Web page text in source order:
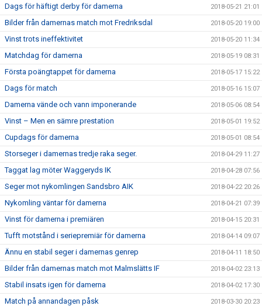
Dags för häftigt derby för damerna 2018-05-21 21:01
Bilder från damernas match mot Fredriksdal 2018-05-20 19:00
Vinst trots ineffektivitet 2018-05-20 11:34
Matchdag för damerna 2018-05-19 08:31
Första poängtappet för damerna 2018-05-17 15:22
Dags för match 2018-05-16 15:07
Damerna vände och vann imponerande 2018-05-06 08:54
Vinst – Men en sämre prestation 2018-05-01 19:52
Cupdags för damerna 2018-05-01 08:54
Storseger i damernas tredje raka seger. 2018-04-29 11:27
Taggat lag möter Waggeryds IK 2018-04-28 07:56
Seger mot nykomlingen Sandsbro AIK 2018-04-22 20:26
Nykomling väntar för damerna 2018-04-21 07:39
Vinst för damerna i premiären 2018-04-15 20:31
Tufft motstånd i seriepremiär för damerna 2018-04-14 09:07
Ännu en stabil seger i damernas genrep 2018-04-11 18:50
Bilder från damernas match mot Malmslätts IF 2018-04-02 23:13
Stabil insats igen för damerna 2018-04-02 17:30
Match på annandagen påsk 2018-03-30 20:23